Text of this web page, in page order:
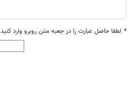
* لطفا حاصل عبارت را در جعبه متن روبرو وارد کنید